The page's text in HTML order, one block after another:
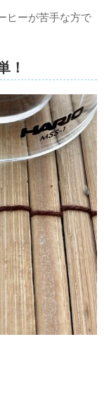
ヒーが苦手な方で
！